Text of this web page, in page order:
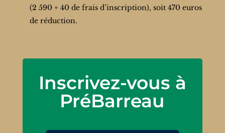
(2 590 + 40 de frais d’inscription), soit 470 euros
de réduction.
Inscrivez-vous à
PréBarreau